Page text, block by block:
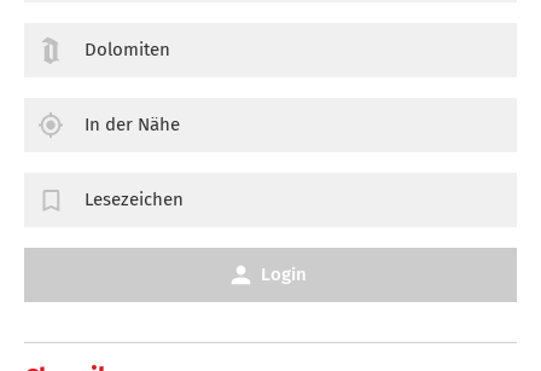
Dolomiten
In der Nähe
Lesezeichen
Login